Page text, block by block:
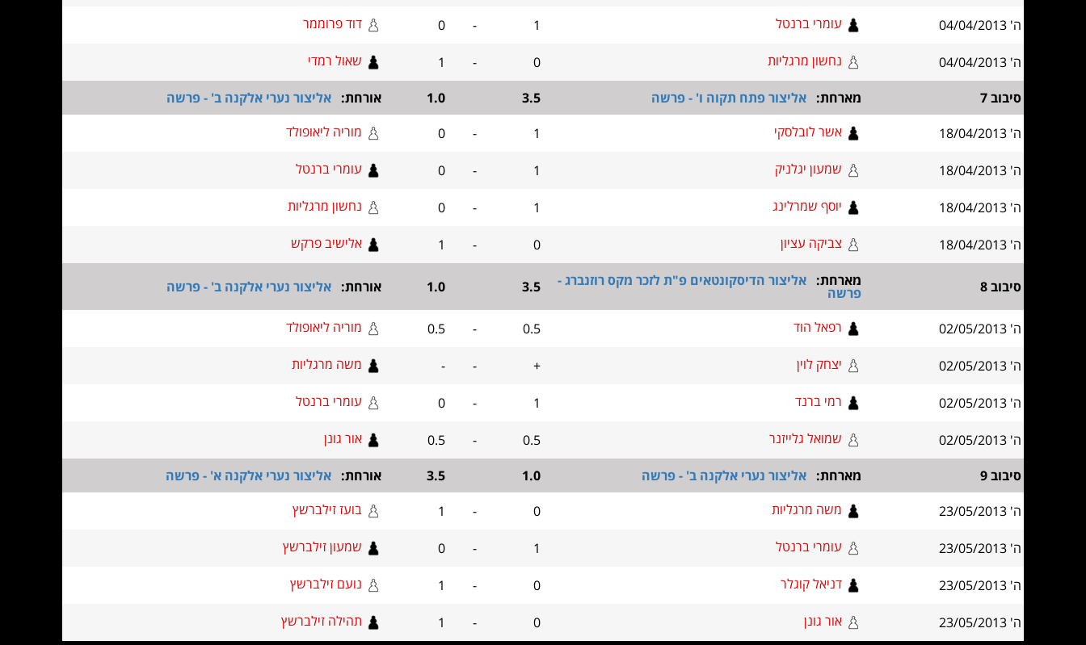
ה' 04/04/2013 עומרי ברנטל 1
-
0 דוד פרוממר
ה' 04/04/2013 נחשון מרגליות 0
-
1 שאול רמדי
סיבוב 7 מארחת: אליצור פתח תקוה ו' - פרשה 3.5
1.0 אורחת: אליצור נערי אלקנה ב' - פרשה
ה' 18/04/2013
אשר לובלסקי 1
-
0 מוריה ליאופולד
ה' 18/04/2013 שמעון יגלניק 1
-
0 עומרי ברנטל
ה' 18/04/2013 יוסף שמרלינג 1
-
0 נחשון מרגליות
ה' 18/04/2013 צביקה עציון 0
-
1 אלישיב פרקש
סיבוב 8 מארחת: אליצור הדיסקונטאים פ"ת לזכר מקס רוזנברג -
פרשה 3.5
1.0 אורחת: אליצור נערי אלקנה ב' - פרשה
ה' 02/05/2013 רפאל הוד 0.5
-
0.5 מוריה ליאופולד
ה' 02/05/2013 יצחק לוין +
-
- משה מרגליות
ה' 02/05/2013 רמי ברנד 1
-
0 עומרי ברנטל
ה' 02/05/2013 שמואל גלייזנר 0.5
-
0.5 אור גונן
סיבוב 9 מארחת: אליצור נערי אלקנה ב' - פרשה 1.0
3.5 אורחת: אליצור נערי אלקנה א' - פרשה
ה' 23/05/2013
משה מרגליות 0
-
1 בועז זילברשץ
ה' 23/05/2013 עומרי ברנטל 1
-
0 שמעון זילברשץ
ה' 23/05/2013 דניאל קוגלר 0
-
1 נועם זילברשץ
ה' 23/05/2013 אור גונן 0
-
1 תהילה זילברשץ